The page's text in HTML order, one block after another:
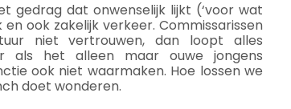
gedrag dat onwenselijk lijkt (‘voor wat
ook zakelijk verkeer. Commissarissen
niet vertrouwen, dan loopt alles
als het alleen maar ouwe jongens
ook niet waarmaken. Hoe lossen we
doet wonderen.